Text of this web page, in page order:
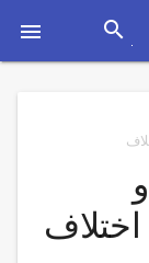
 search